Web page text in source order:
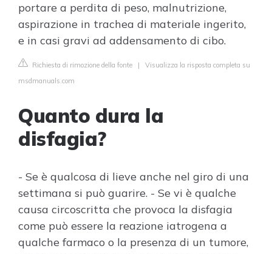
portare a perdita di peso, malnutrizione,
aspirazione in trachea di materiale ingerito,
e in casi gravi ad addensamento di cibo.
Richiesta di rimozione della fonte | Visualizza la risposta completa su
msdmanuals.com
Quanto dura la
disfagia?
- Se è qualcosa di lieve anche nel giro di una
settimana si può guarire. - Se vi è qualche
causa circoscritta che provoca la disfagia
come può essere la reazione iatrogena a
qualche farmaco o la presenza di un tumore,